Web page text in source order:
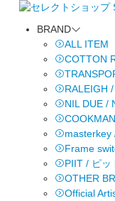
BRAND
ALL ITEM
COTTON
RALEIGH
NIL DUE /
masterkey
Frame
PIIT / ピッ
OTHER
Official